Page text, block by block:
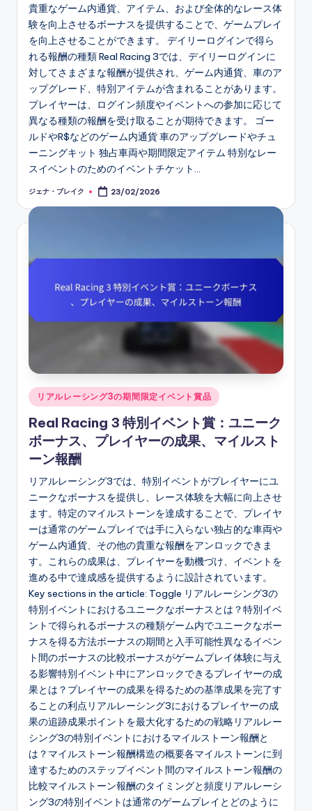
貴重なゲーム内通貨、アイテム、および全体的なレース体
験を向上させるボーナスを提供することで、ゲームプレイ
を向上させることができます。 デイリーログインで得ら
れる報酬の種類 Real Racing 3では、デイリーログインに
対してさまざまな報酬が提供され、ゲーム内通貨、車のア
ップグレード、特別アイテムが含まれることがあります。
プレイヤーは、ログイン頻度やイベントへの参加に応じて
異なる種類の報酬を受け取ることが期待できます。 ゴー
ルドやR$などのゲーム内通貨 車のアップグレードやチュ
ーニングキット 独占車両や期間限定アイテム 特別なレー
スイベントのためのイベントチケット…
Posted
ジェナ・ブレイク 23/02/2026
Posted
in
リアルレーシング3の期間限定イベント賞品
Real Racing 3 特別イベント賞：ユニーク
ボーナス、プレイヤーの成果、マイルスト
ーン報酬
リアルレーシング3では、特別イベントがプレイヤーにユ
ニークなボーナスを提供し、レース体験を大幅に向上させ
ます。特定のマイルストーンを達成することで、プレイヤ
ーは通常のゲームプレイでは手に入らない独占的な車両や
ゲーム内通貨、その他の貴重な報酬をアンロックできま
す。これらの成果は、プレイヤーを動機づけ、イベントを
進める中で達成感を提供するように設計されています。
Key sections in the article: Toggle リアルレーシング3の
特別イベントにおけるユニークなボーナスとは？特別イベ
ントで得られるボーナスの種類ゲーム内でユニークなボー
ナスを得る方法ボーナスの期間と入手可能性異なるイベン
ト間のボーナスの比較ボーナスがゲームプレイ体験に与え
る影響特別イベント中にアンロックできるプレイヤーの成
果とは？プレイヤーの成果を得るための基準成果を完了す
ることの利点リアルレーシング3におけるプレイヤーの成
果の追跡成果ポイントを最大化するための戦略リアルレー
シング3の特別イベントにおけるマイルストーン報酬と
は？マイルストーン報酬構造の概要各マイルストーンに到
達するためのステップイベント間のマイルストーン報酬の
比較マイルストーン報酬のタイミングと頻度リアルレーシ
ング3の特別イベントは通常のゲームプレイとどのように